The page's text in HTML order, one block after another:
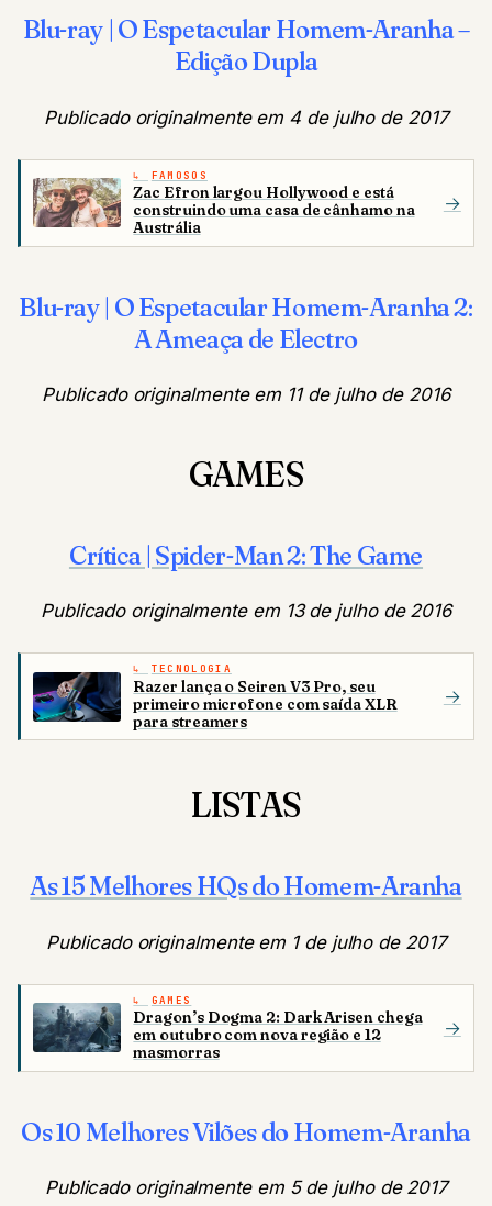
Blu-ray | O Espetacular Homem-Aranha –
Edição Dupla
Publicado originalmente em 4 de julho de 2017
FAMOSOS
Zac Efron largou Hollywood e está
construindo uma casa de cânhamo na
Austrália
→
Blu-ray | O Espetacular Homem-Aranha 2:
A Ameaça de Electro
Publicado originalmente em 11 de julho de 2016
GAMES
Crítica | Spider-Man 2: The Game
Publicado originalmente em 13 de julho de 2016
TECNOLOGIA
Razer lança o Seiren V3 Pro, seu
primeiro microfone com saída XLR
para streamers
→
LISTAS
As 15 Melhores HQs do Homem-Aranha
Publicado originalmente em 1 de julho de 2017
GAMES
Dragon’s Dogma 2: Dark Arisen chega
em outubro com nova região e 12
masmorras
→
Os 10 Melhores Vilões do Homem-Aranha
Publicado originalmente em 5 de julho de 2017